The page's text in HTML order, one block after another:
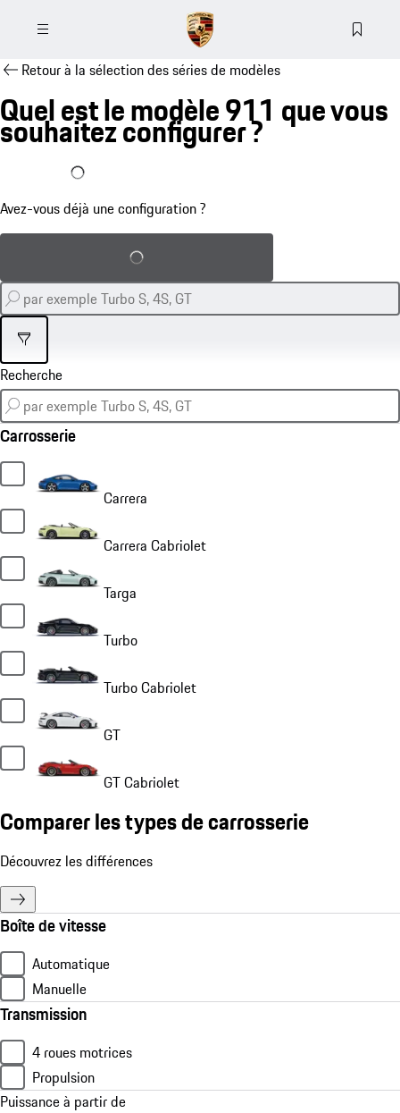
Retour à la sélection des séries de modèles
Quel est le modèle 911 que vous
souhaitez configurer ?
J'ai déjà une configuration
Avez-vous déjà une configuration ?
Charger la configuration sauvegardée
Filtre
Carrosserie
Carrera
Carrera Cabriolet
Targa
Turbo
Turbo Cabriolet
GT
GT Cabriolet
Comparer les types de carrosserie
Découvrez les différences
Boîte de vitesse
Automatique
Manuelle
Transmission
4 roues motrices
Propulsion
Puissance à partir de